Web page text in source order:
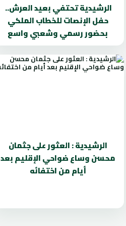
الرشيدية تحتفي بعيد العرش..
حفل الإنصات للخطاب الملكي
بحضور رسمي وشعبي واسع
الرشيدية : العثور على جثمان
محسن وساع ضواحي الإقليم بعد
أيام من اختفائه